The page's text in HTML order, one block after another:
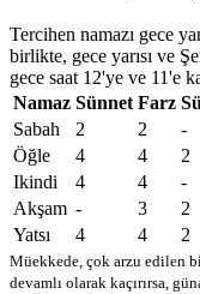
Tercihen namazı gece
birlikte, gece yarısı ve
gece saat 12'ye ve 11'e
Namaz Sünnet Farz
Sabah
2 2 -
Öğle
4 4 2
Ikindi
4 4 -
Akşam - 3 2
Yatsı
4 4 2
Müekkede, çok arzu edilen
devamlı olarak kaçırırsa,